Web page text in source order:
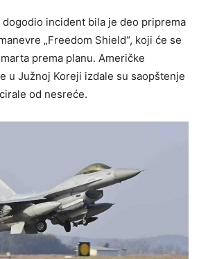
dogodio incident bila je deo priprema
„Freedom Shield“, koji će se
prema planu. Američke
u Južnoj Koreji izdale su saopštenje
od nesreće.